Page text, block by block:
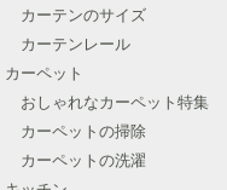
カーテンのサイズ
カーテンレール
カーペット
おしゃれなカーペット特集
カーペットの掃除
カーペットの洗濯